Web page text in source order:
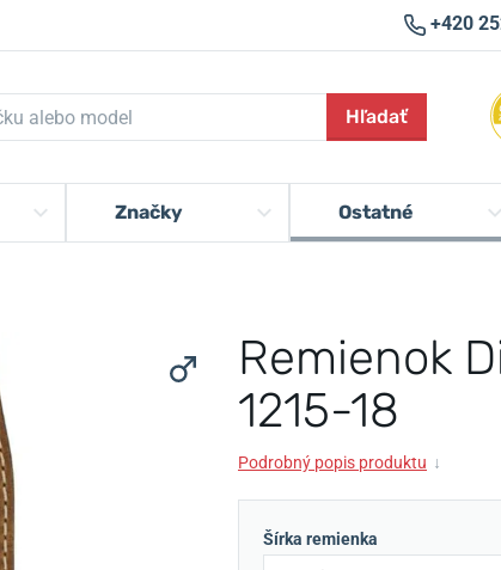
+420
Hľadať
Značky Ostatné
Remienok
1215-18
Podrobný popis produktu ↓
Šírka remienka